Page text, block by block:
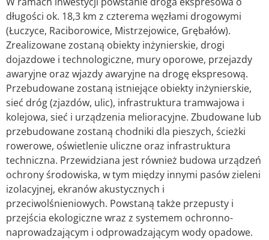
długości ok. 18,3 km z czterema węzłami drogowymi
(Łuczyce, Raciborowice, Mistrzejowice, Grębałów).
Zrealizowane zostaną obiekty inżynierskie, drogi
dojazdowe i technologiczne, mury oporowe, przejazdy
awaryjne oraz wjazdy awaryjne na drogę ekspresową.
Przebudowane zostaną istniejące obiekty inżynierskie,
sieć dróg (zjazdów, ulic), infrastruktura tramwajowa i
kolejowa, sieć i urządzenia melioracyjne. Zbudowane lub
przebudowane zostaną chodniki dla pieszych, ścieżki
rowerowe, oświetlenie uliczne oraz infrastruktura
techniczna. Przewidziana jest również budowa urządzeń
ochrony środowiska, w tym między innymi pasów zieleni
izolacyjnej, ekranów akustycznych i
przeciwolśnieniowych. Powstaną także przepusty i
przejścia ekologiczne wraz z systemem ochronno-
naprowadzającym i odprowadzającym wody opadowe.